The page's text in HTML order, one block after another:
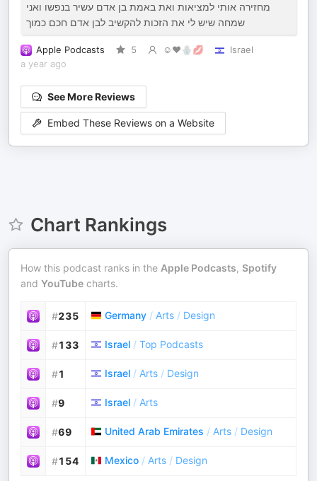
מחזירה אותי למציאות ואת באמת בן אדם עשיר בנפשו ואני
שמחה שיש לי את הזכות להקשיב לבן אדם חכם כמוך
Apple Podcasts 5 ☺️❤️🪬💋
Israel
a year ago
See More Reviews
Embed These Reviews on a Website
Chart Rankings
How this podcast ranks in the Apple Podcasts, Spotify
and YouTube charts.
#235 Germany / Arts / Design
#133 Israel / Top Podcasts
#1 Israel / Arts / Design
#9 Israel / Arts
#69 United Arab Emirates / Arts / Design
#154 Mexico / Arts / Design